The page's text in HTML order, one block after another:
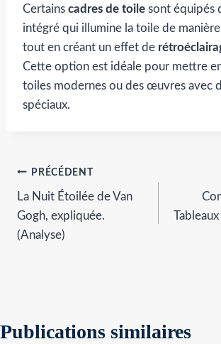
Certains cadres de toile sont équipés
intégré qui illumine la toile de
tout en créant un effet de
Cette option est idéale pour mettre
toiles modernes ou des œuvres avec
spéciaux.
Navigation
de
l’article
PRÉCÉDENT
La Nuit Étoilée de Van
Gogh, expliquée.
(Analyse)
Publications similaires